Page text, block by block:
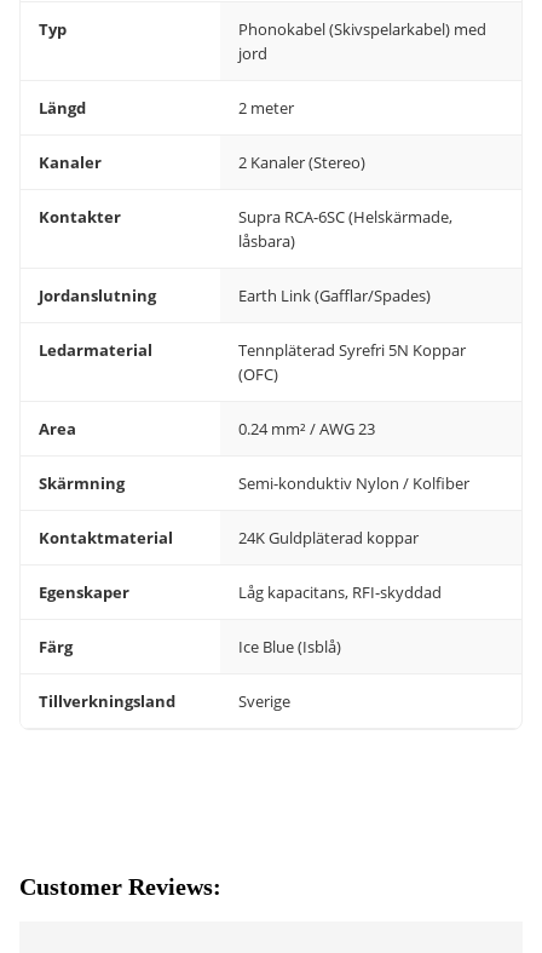
Typ
Phonokabel (Skivspelarkabel) med
jord
Längd 2 meter
Kanaler 2 Kanaler (Stereo)
Kontakter
Supra RCA-6SC (Helskärmade,
låsbara)
Jordanslutning Earth Link (Gafflar/Spades)
Ledarmaterial
Tennpläterad Syrefri 5N Koppar
(OFC)
Area 0.24 mm² / AWG 23
Skärmning Semi-konduktiv Nylon / Kolfiber
Kontaktmaterial 24K Guldpläterad koppar
Egenskaper Låg kapacitans, RFI-skyddad
Färg Ice Blue (Isblå)
Tillverkningsland Sverige
Customer Reviews: